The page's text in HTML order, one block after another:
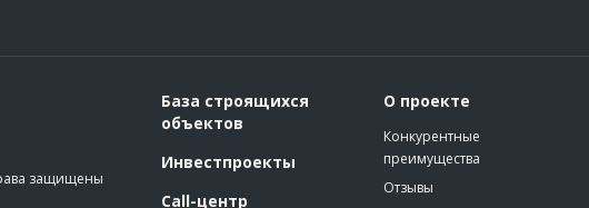
защищены
База строящихся
объектов
Инвестпроекты
Call-центр
О проекте
Конкурентные
преимущества
Отзывы